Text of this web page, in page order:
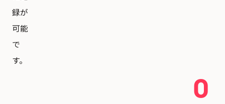
録が
可能
で
す。
0